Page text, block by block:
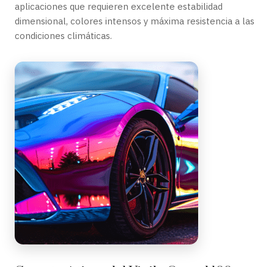
aplicaciones que requieren excelente estabilidad
dimensional, colores intensos y máxima resistencia a las
condiciones climáticas.